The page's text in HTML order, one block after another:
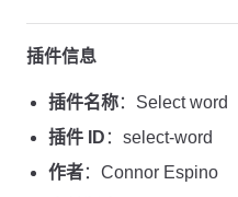
插件信息
插件名称：Select word
插件 ID ：select-word
作者：Connor Espino